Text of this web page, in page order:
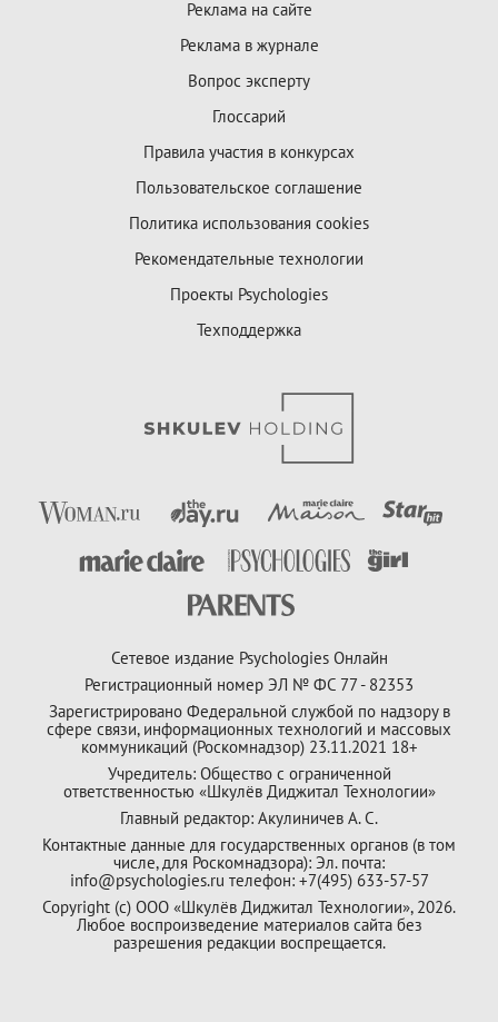
Реклама на сайте
Реклама в журнале
Вопрос эксперту
Глоссарий
Правила участия в конкурсах
Пользовательское соглашение
Политика использования cookies
Рекомендательные технологии
Проекты Psychologies
Техподдержка
Сетевое издание Psychologies Онлайн
Регистрационный номер ЭЛ № ФС 77 - 82353
Зарегистрировано Федеральной службой по надзору в
сфере связи, информационных технологий и массовых
коммуникаций (Роскомнадзор) 23.11.2021 18+
Учредитель: Общество с ограниченной
ответственностью «Шкулёв Диджитал Технологии»
Главный редактор: Акулиничев А. С.
Контактные данные для государственных органов (в том
числе, для Роскомнадзора): Эл. почта:
info@psychologies.ru телефон: +7(495) 633-57-57
Copyright (с) ООО «Шкулёв Диджитал Технологии», 2026.
Любое воспроизведение материалов сайта без
разрешения редакции воспрещается.